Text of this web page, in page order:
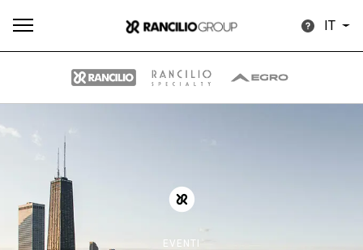
IT
EVENTI
Tutti